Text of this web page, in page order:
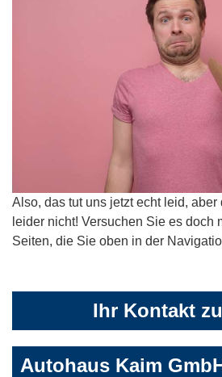
Also, das tut uns jetzt echt leid,
leider nicht! Versuchen Sie es doch
Seiten, die Sie oben in der
Ihr Kontakt
Autohaus Kaim